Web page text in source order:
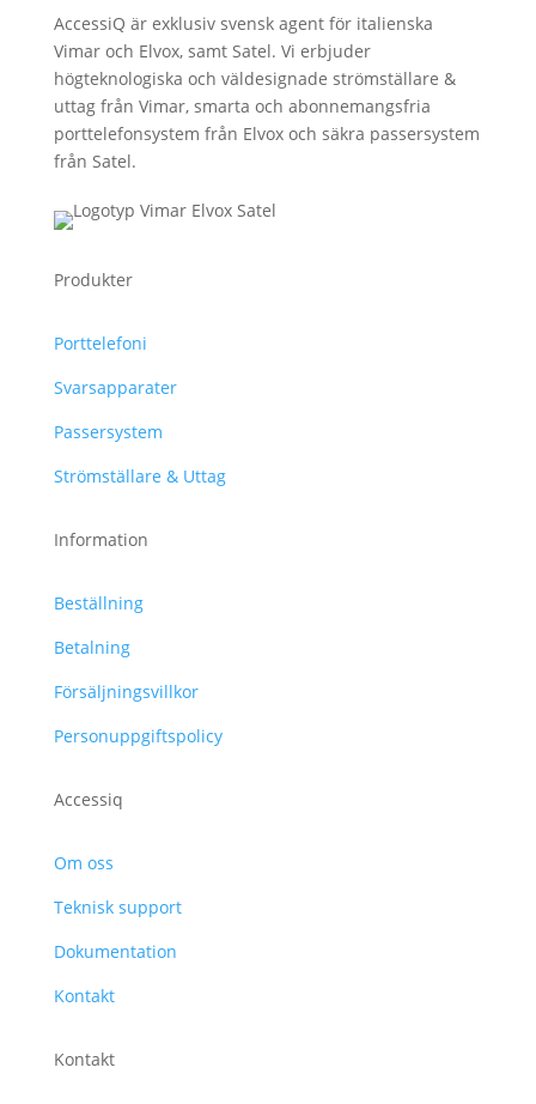
AccessiQ är exklusiv svensk agent för italienska
Vimar och Elvox, samt Satel. Vi erbjuder
högteknologiska och väldesignade strömställare &
uttag från Vimar, smarta och abonnemangsfria
porttelefonsystem från Elvox och säkra passersystem
från Satel.
Produkter
Porttelefoni
Svarsapparater
Passersystem
Strömställare & Uttag
Information
Beställning
Betalning
Försäljningsvillkor
Personuppgiftspolicy
Accessiq
Om oss
Teknisk support
Dokumentation
Kontakt
Kontakt